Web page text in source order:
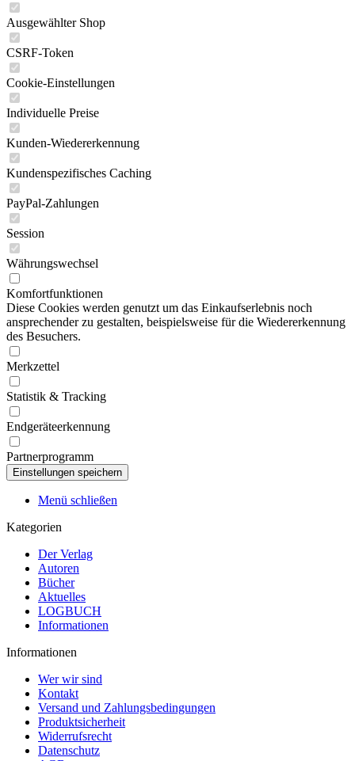
Ausgewählter Shop
CSRF-Token
Cookie-Einstellungen
Individuelle Preise
Kunden-Wiedererkennung
Kundenspezifisches Caching
PayPal-Zahlungen
Session
Währungswechsel
Komfortfunktionen
Diese Cookies werden genutzt um das Einkaufserlebnis noch
ansprechender zu gestalten, beispielsweise für die Wiedererkennung
des Besuchers.
Merkzettel
Statistik & Tracking
Endgeräteerkennung
Partnerprogramm
Menü schließen
Kategorien
Der Verlag
Autoren
Bücher
Aktuelles
LOGBUCH
Informationen
Informationen
Wer wir sind
Kontakt
Versand und Zahlungsbedingungen
Produktsicherheit
Widerrufsrecht
Datenschutz